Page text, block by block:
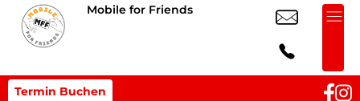
Mobile for Friends
Termin Buchen